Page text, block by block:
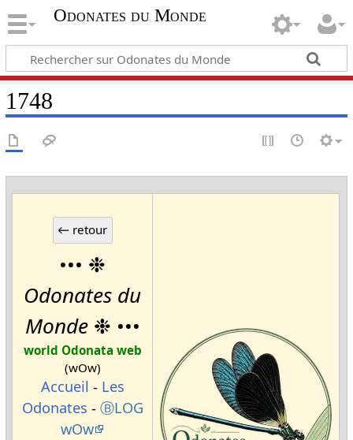
Odonates du Monde
1748
••• ❉
Odonates du
Monde❉ •••
world Odonata web
(wOw)
Accueil - Les
Odonates - ⒷLOG
wOw